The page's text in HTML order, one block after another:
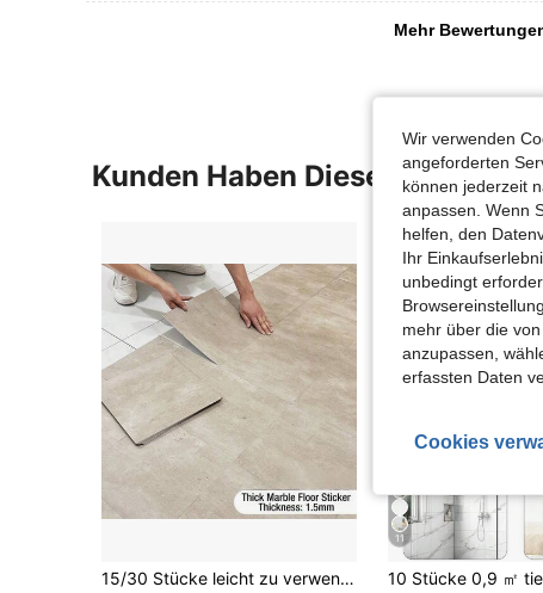
Mehr
Kunden Haben Diese Artikel
15/30 Stücke leicht zu verwendende selbstklebende Vinylboden-/Wandaufkleber mit Marmoroptik, dicke und strapazierfähige PVC Abziehbare Tapete, für Innenräume, Wohnungen, Büros, Wohnzimmer, Schlafzimmer, Küchen und Badezimmer, rutschfeste Bodenfliesen, wasserdicht
11
Wir verwenden
angeforderten
können jederzeit
anpassen. Wenn
helfen, den
Ihr
unbedingt
mehr über die
anzupassen,
erfassten Daten
Cookies